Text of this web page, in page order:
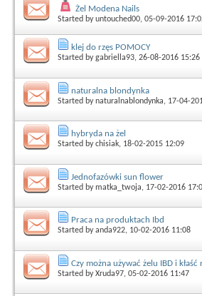
Żel Modena Nails
Started byuntouched00, 05-09-2016
klej do rzęs POMOCY
Started bygabriella93, 26-08-2016 15:26
naturalna blondynka
Started bynaturalnablondynka, 17-04-
hybryda na żel
Started bychisiak, 18-02-2015 12:09
Jednofazówki sun flower
Started bymatka_twoja, 17-02-2016
Praca na produktach Ibd
Started byanda922, 10-02-2016 11:08
Czy można używać żelu IBD i
Started byXruda97, 05-02-2016 11:47